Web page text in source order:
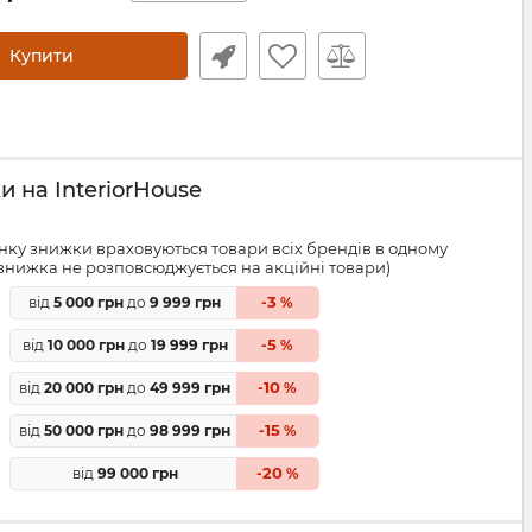
Купити
на InteriorHouse
знижки враховуються товари всіх брендів в одному
не розповсюджується на акційні товари)
від 5 000 грн до 9 999 грн -3 %
від 10 000 грндо 19 999 грн -5 %
від 20 000 грн до 49 999 грн -10 %
від 50 000 грн до 98 999 грн -15%
від 99 000 грн -20%